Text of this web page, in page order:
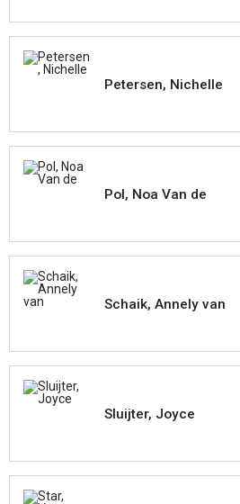
Petersen, Nichelle
Pol, Noa Van de
Schaik, Annely van
Sluijter, Joyce